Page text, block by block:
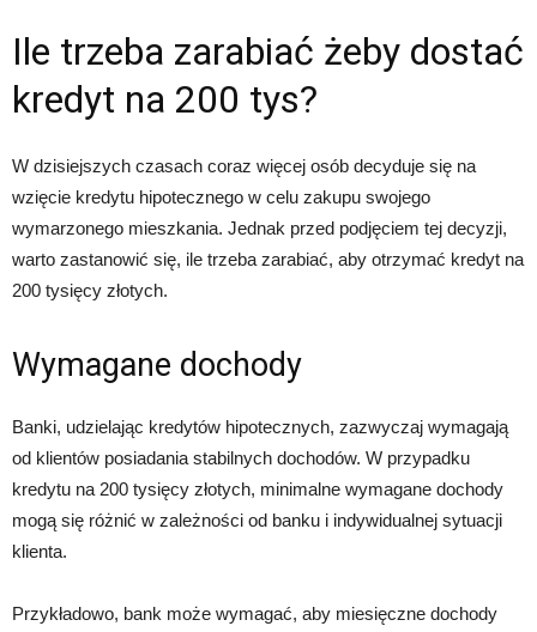
Ile trzeba zarabiać żeby dostać
kredyt na 200 tys?
W dzisiejszych czasach coraz więcej osób decyduje się na
wzięcie kredytu hipotecznego w celu zakupu swojego
wymarzonego mieszkania. Jednak przed podjęciem tej decyzji,
warto zastanowić się, ile trzeba zarabiać, aby otrzymać kredyt na
200 tysięcy złotych.
Wymagane dochody
Banki, udzielając kredytów hipotecznych, zazwyczaj wymagają
od klientów posiadania stabilnych dochodów. W przypadku
kredytu na 200 tysięcy złotych, minimalne wymagane dochody
mogą się różnić w zależności od banku i indywidualnej sytuacji
klienta.
Przykładowo, bank może wymagać, aby miesięczne dochody